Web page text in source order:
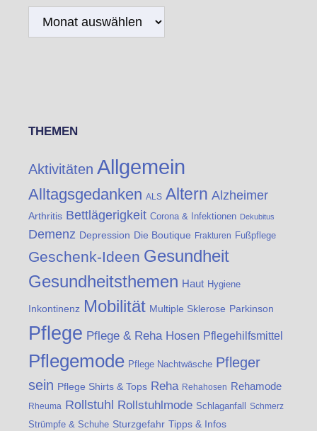
Archiv
THEMEN
Aktivitäten Allgemein
Alltagsgedanken ALS Altern Alzheimer
Arthritis Bettlägerigkeit Corona & Infektionen Dekubitus
Demenz Depression Die Boutique Frakturen Fußpflege
Geschenk-Ideen Gesundheit
Gesundheitsthemen Haut Hygiene
Inkontinenz Mobilität Multiple Sklerose Parkinson
Pflege Pflege & Reha Hosen Pflegehilfsmittel
Pflegemode Pflege Nachtwäsche Pfleger
sein Pflege Shirts & Tops Reha Rehahosen Rehamode
Rheuma Rollstuhl Rollstuhlmode Schlaganfall Schmerz
Strümpfe & Schuhe Sturzgefahr Tipps & Infos